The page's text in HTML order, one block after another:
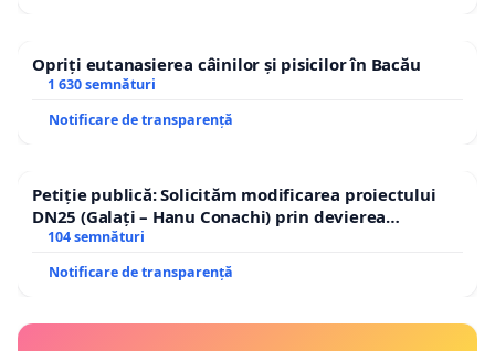
Opriți eutanasierea câinilor și pisicilor în Bacău
1 630 semnături
Notificare de transparență
Petiție publică: Solicităm modificarea proiectului
DN25 (Galați – Hanu Conachi) prin devierea
traseului în afara localităților!
104 semnături
Notificare de transparență